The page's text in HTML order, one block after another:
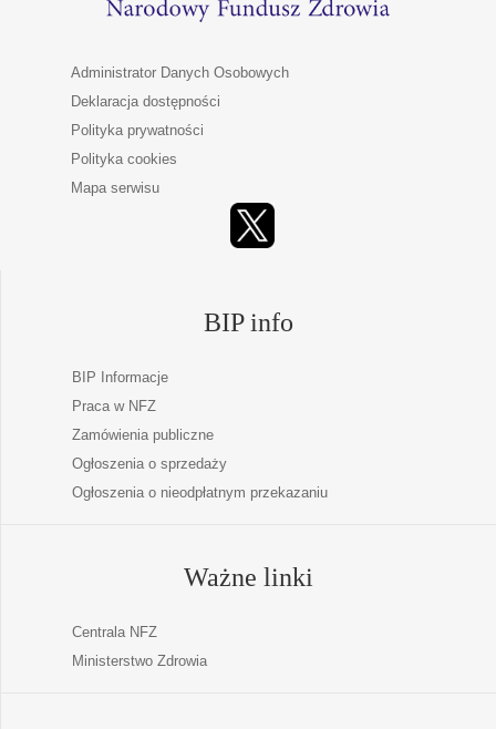
Administrator Danych Osobowych
Deklaracja dostępności
Polityka prywatności
Polityka cookies
Mapa serwisu
BIP info
BIP Informacje
Praca w NFZ
Zamówienia publiczne
Ogłoszenia o sprzedaży
Ogłoszenia o nieodpłatnym przekazaniu
Ważne linki
Centrala NFZ
Ministerstwo Zdrowia